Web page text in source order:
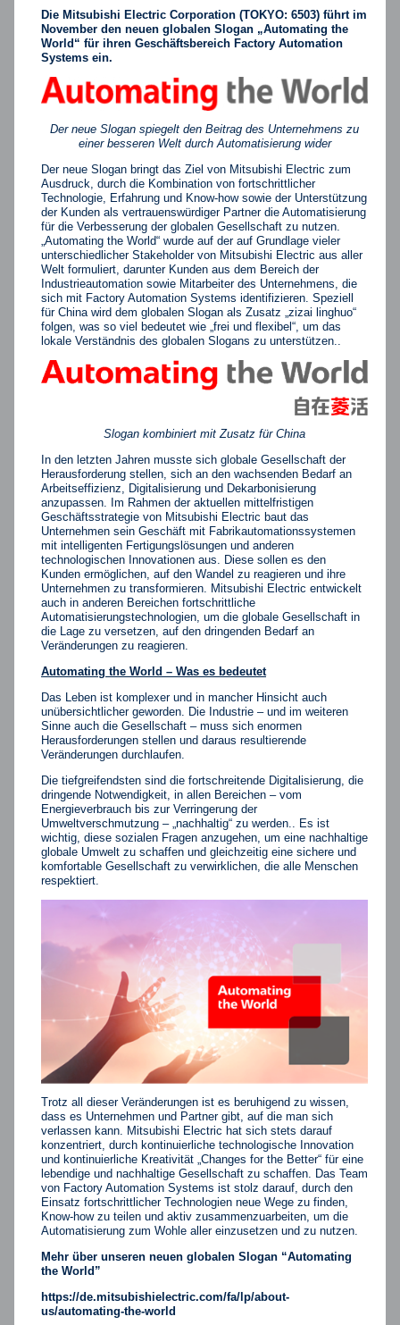
Die Mitsubishi Electric Corporation (TOKYO: 6503) führt im
November den neuen globalen Slogan „Automating the
World“ für ihren Geschäftsbereich Factory Automation
Systems ein.
Der neue Slogan spiegelt den Beitrag des Unternehmens zu
einer besseren Welt durch Automatisierung wider
Der neue Slogan bringt das Ziel von Mitsubishi Electric zum
Ausdruck, durch die Kombination von fortschrittlicher
Technologie, Erfahrung und Know-how sowie der Unterstützung
der Kunden als vertrauenswürdiger Partner die Automatisierung
für die Verbesserung der globalen Gesellschaft zu nutzen.
„Automating the World“ wurde auf der auf Grundlage vieler
unterschiedlicher Stakeholder von Mitsubishi Electric aus aller
Welt formuliert, darunter Kunden aus dem Bereich der
Industrieautomation sowie Mitarbeiter des Unternehmens, die
sich mit Factory Automation Systems identifizieren. Speziell
für China wird dem globalen Slogan als Zusatz „zizai linghuo“
folgen, was so viel bedeutet wie „frei und flexibel“, um das
lokale Verständnis des globalen Slogans zu unterstützen..
Slogan kombiniert mit Zusatz für China
In den letzten Jahren musste sich globale Gesellschaft der
Herausforderung stellen, sich an den wachsenden Bedarf an
Arbeitseffizienz, Digitalisierung und Dekarbonisierung
anzupassen. Im Rahmen der aktuellen mittelfristigen
Geschäftsstrategie von Mitsubishi Electric baut das
Unternehmen sein Geschäft mit Fabrikautomationssystemen
mit intelligenten Fertigungslösungen und anderen
technologischen Innovationen aus. Diese sollen es den
Kunden ermöglichen, auf den Wandel zu reagieren und ihre
Unternehmen zu transformieren. Mitsubishi Electric entwickelt
auch in anderen Bereichen fortschrittliche
Automatisierungstechnologien, um die globale Gesellschaft in
die Lage zu versetzen, auf den dringenden Bedarf an
Veränderungen zu reagieren.
Automating the World – Was es bedeutet
Das Leben ist komplexer und in mancher Hinsicht auch
unübersichtlicher geworden. Die Industrie – und im weiteren
Sinne auch die Gesellschaft – muss sich enormen
Herausforderungen stellen und daraus resultierende
Veränderungen durchlaufen.
Die tiefgreifendsten sind die fortschreitende Digitalisierung, die
dringende Notwendigkeit, in allen Bereichen – vom
Energieverbrauch bis zur Verringerung der
Umweltverschmutzung – „nachhaltig“ zu werden.. Es ist
wichtig, diese sozialen Fragen anzugehen, um eine nachhaltige
globale Umwelt zu schaffen und gleichzeitig eine sichere und
komfortable Gesellschaft zu verwirklichen, die alle Menschen
respektiert.
Trotz all dieser Veränderungen ist es beruhigend zu wissen,
dass es Unternehmen und Partner gibt, auf die man sich
verlassen kann. Mitsubishi Electric hat sich stets darauf
konzentriert, durch kontinuierliche technologische Innovation
und kontinuierliche Kreativität „Changes for the Better“ für eine
lebendige und nachhaltige Gesellschaft zu schaffen. Das Team
von Factory Automation Systems ist stolz darauf, durch den
Einsatz fortschrittlicher Technologien neue Wege zu finden,
Know-how zu teilen und aktiv zusammenzuarbeiten, um die
Automatisierung zum Wohle aller einzusetzen und zu nutzen.
Mehr über unseren neuen globalen Slogan “Automating
the World”
https://de.mitsubishielectric.com/fa/lp/about-
us/automating-the-world